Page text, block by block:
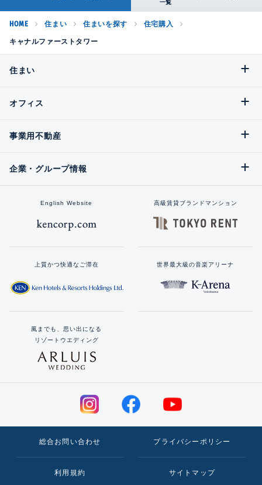
HOME 住まい 住まいを探す 住宅購入
キャナルファーストタワー
住まい
オフィス
事業用不動産
企業・グループ情報
English Website 高級賃貸ブランドマンション
上質かつ快適なご滞在 世界最大級の音楽アリーナ
風までも、思い出になる
リゾートウエディング
総合お問い合わせ プライバシーポリシー
利用規約 サイトマップ